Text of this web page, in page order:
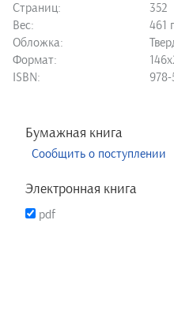
Страниц:
352
Вес:
461
Обложка:
Формат:
ISBN:
Бумажная книга
Сообщить о поступлении
Электронная книга
pdf